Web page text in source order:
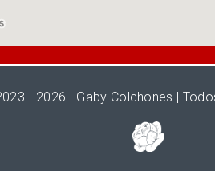
- 2026 . Gaby Colchones |